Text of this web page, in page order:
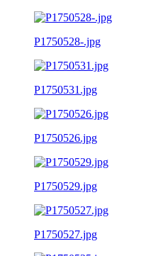
P1750528-.jpg
P1750531.jpg
P1750526.jpg
P1750529.jpg
P1750527.jpg